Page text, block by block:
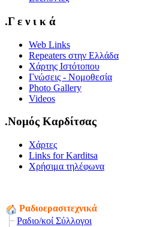
.Γ ε ν ι κ ά
Web Links
Repeaters στην Ελλάδα
Χάρτης Ιστότοπου
Γνώσεις - Νομοθεσία
Photo Gallery
Videos
.Νομός Καρδίτσας
Χάρτες
Links for Karditsa
Χρήσιμα τηλέφωνα
Ραδιοερασιτεχνικά
Ραδιο/κοί Σύλλογοι